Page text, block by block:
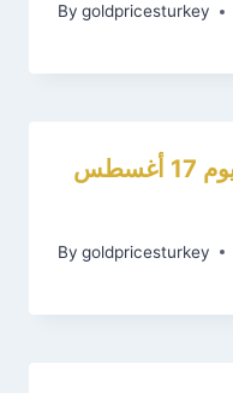
By goldpricesturkey
سعر الذهب في تركيا اليوم 17 أغسطس
By goldpricesturkey